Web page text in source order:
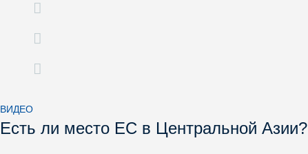
ВИДЕО
Есть ли место ЕС в Центральной Азии?